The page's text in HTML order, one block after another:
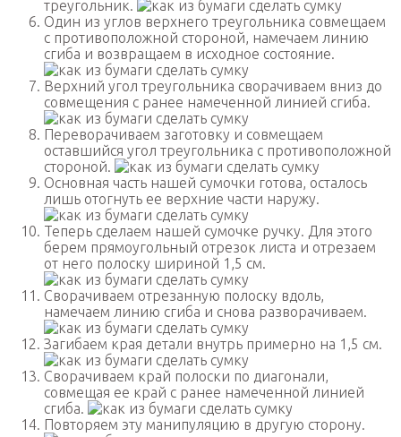
треугольник.
Один из углов верхнего треугольника совмещаем
с противоположной стороной, намечаем линию
сгиба и возвращаем в исходное состояние.
Верхний угол треугольника сворачиваем вниз до
совмещения с ранее намеченной линией сгиба.
Переворачиваем заготовку и совмещаем
оставшийся угол треугольника с противоположной
стороной.
Основная часть нашей сумочки готова, осталось
лишь отогнуть ее верхние части наружу.
Теперь сделаем нашей сумочке ручку. Для этого
берем прямоугольный отрезок листа и отрезаем
от него полоску шириной 1,5 см.
Сворачиваем отрезанную полоску вдоль,
намечаем линию сгиба и снова разворачиваем.
Загибаем края детали внутрь примерно на 1,5 см.
Сворачиваем край полоски по диагонали,
совмещая ее край с ранее намеченной линией
сгиба.
Повторяем эту манипуляцию в другую сторону.